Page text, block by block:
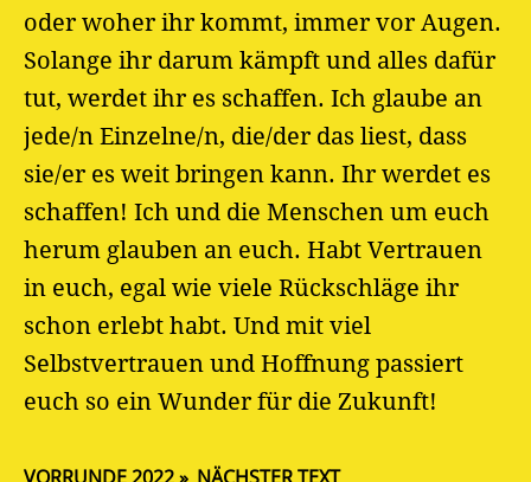
oder woher ihr kommt, immer vor Augen.
Solange ihr darum kämpft und alles dafür
tut, werdet ihr es schaffen. Ich glaube an
jede/n Einzelne/n, die/der das liest, dass
sie/er es weit bringen kann. Ihr werdet es
schaffen! Ich und die Menschen um euch
herum glauben an euch. Habt Vertrauen
in euch, egal wie viele Rückschläge ihr
schon erlebt habt. Und mit viel
Selbstvertrauen und Hoffnung passiert
euch so ein Wunder für die Zukunft!